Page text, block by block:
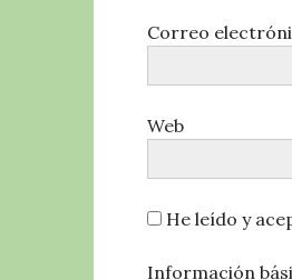
Correo
Web
He leído y
Información